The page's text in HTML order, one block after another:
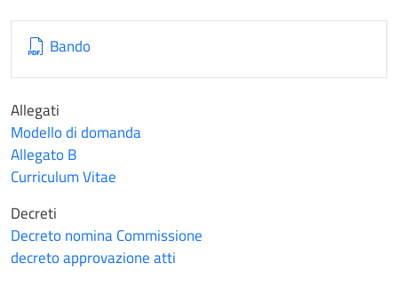
Bando
Allegati
Modello di domanda
Allegato B
Curriculum Vitae
Decreti
Decreto nomina Commissione
decreto approvazione atti